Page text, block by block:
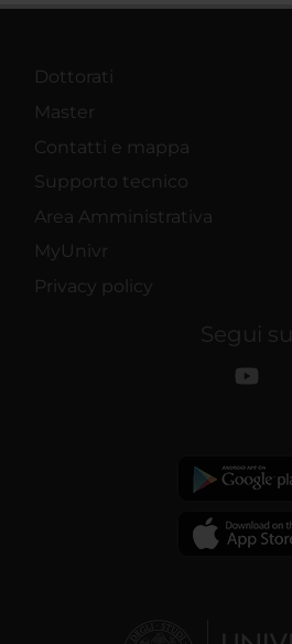
Dottorati
Master
Contatti e mappa
Supporto tecnico
Area Amministrativa
MyUnivr
Privacy policy
Segui su